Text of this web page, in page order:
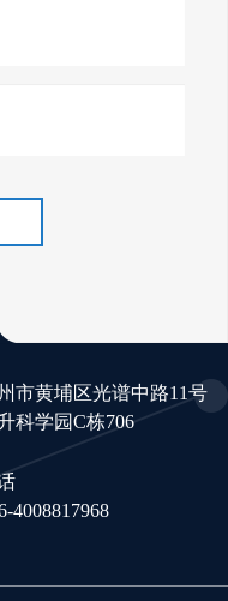
市黄埔区光谱中路11号
科学园C栋706
4008817968